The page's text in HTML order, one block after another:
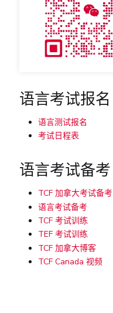
语言考试报名
语言测试报名
考试日程表
语言考试备考
TCF 加拿大考试备考
语言考试备考
TCF 考试训练
TEF 考试训练
TCF 加拿大博客
TCF Canada 视频